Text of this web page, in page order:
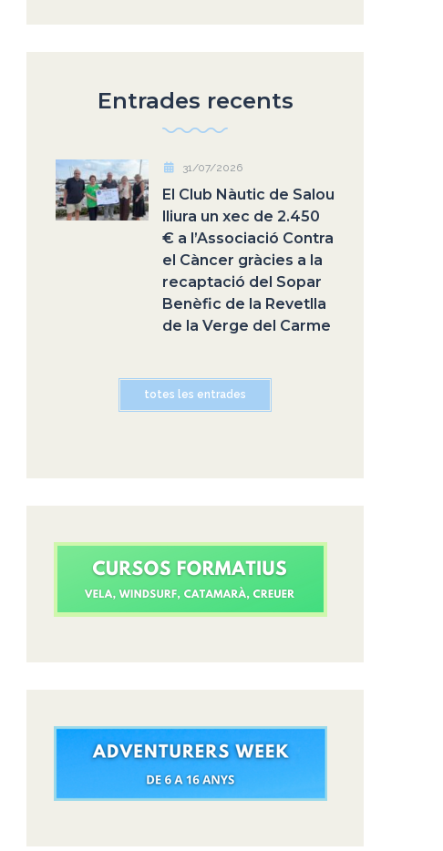
Entrades recents
31/07/2026
El Club Nàutic de Salou
lliura un xec de 2.450
€ a l’Associació Contra
el Càncer gràcies a la
recaptació del Sopar
Benèfic de la Revetlla
de la Verge del Carme
totes les entrades